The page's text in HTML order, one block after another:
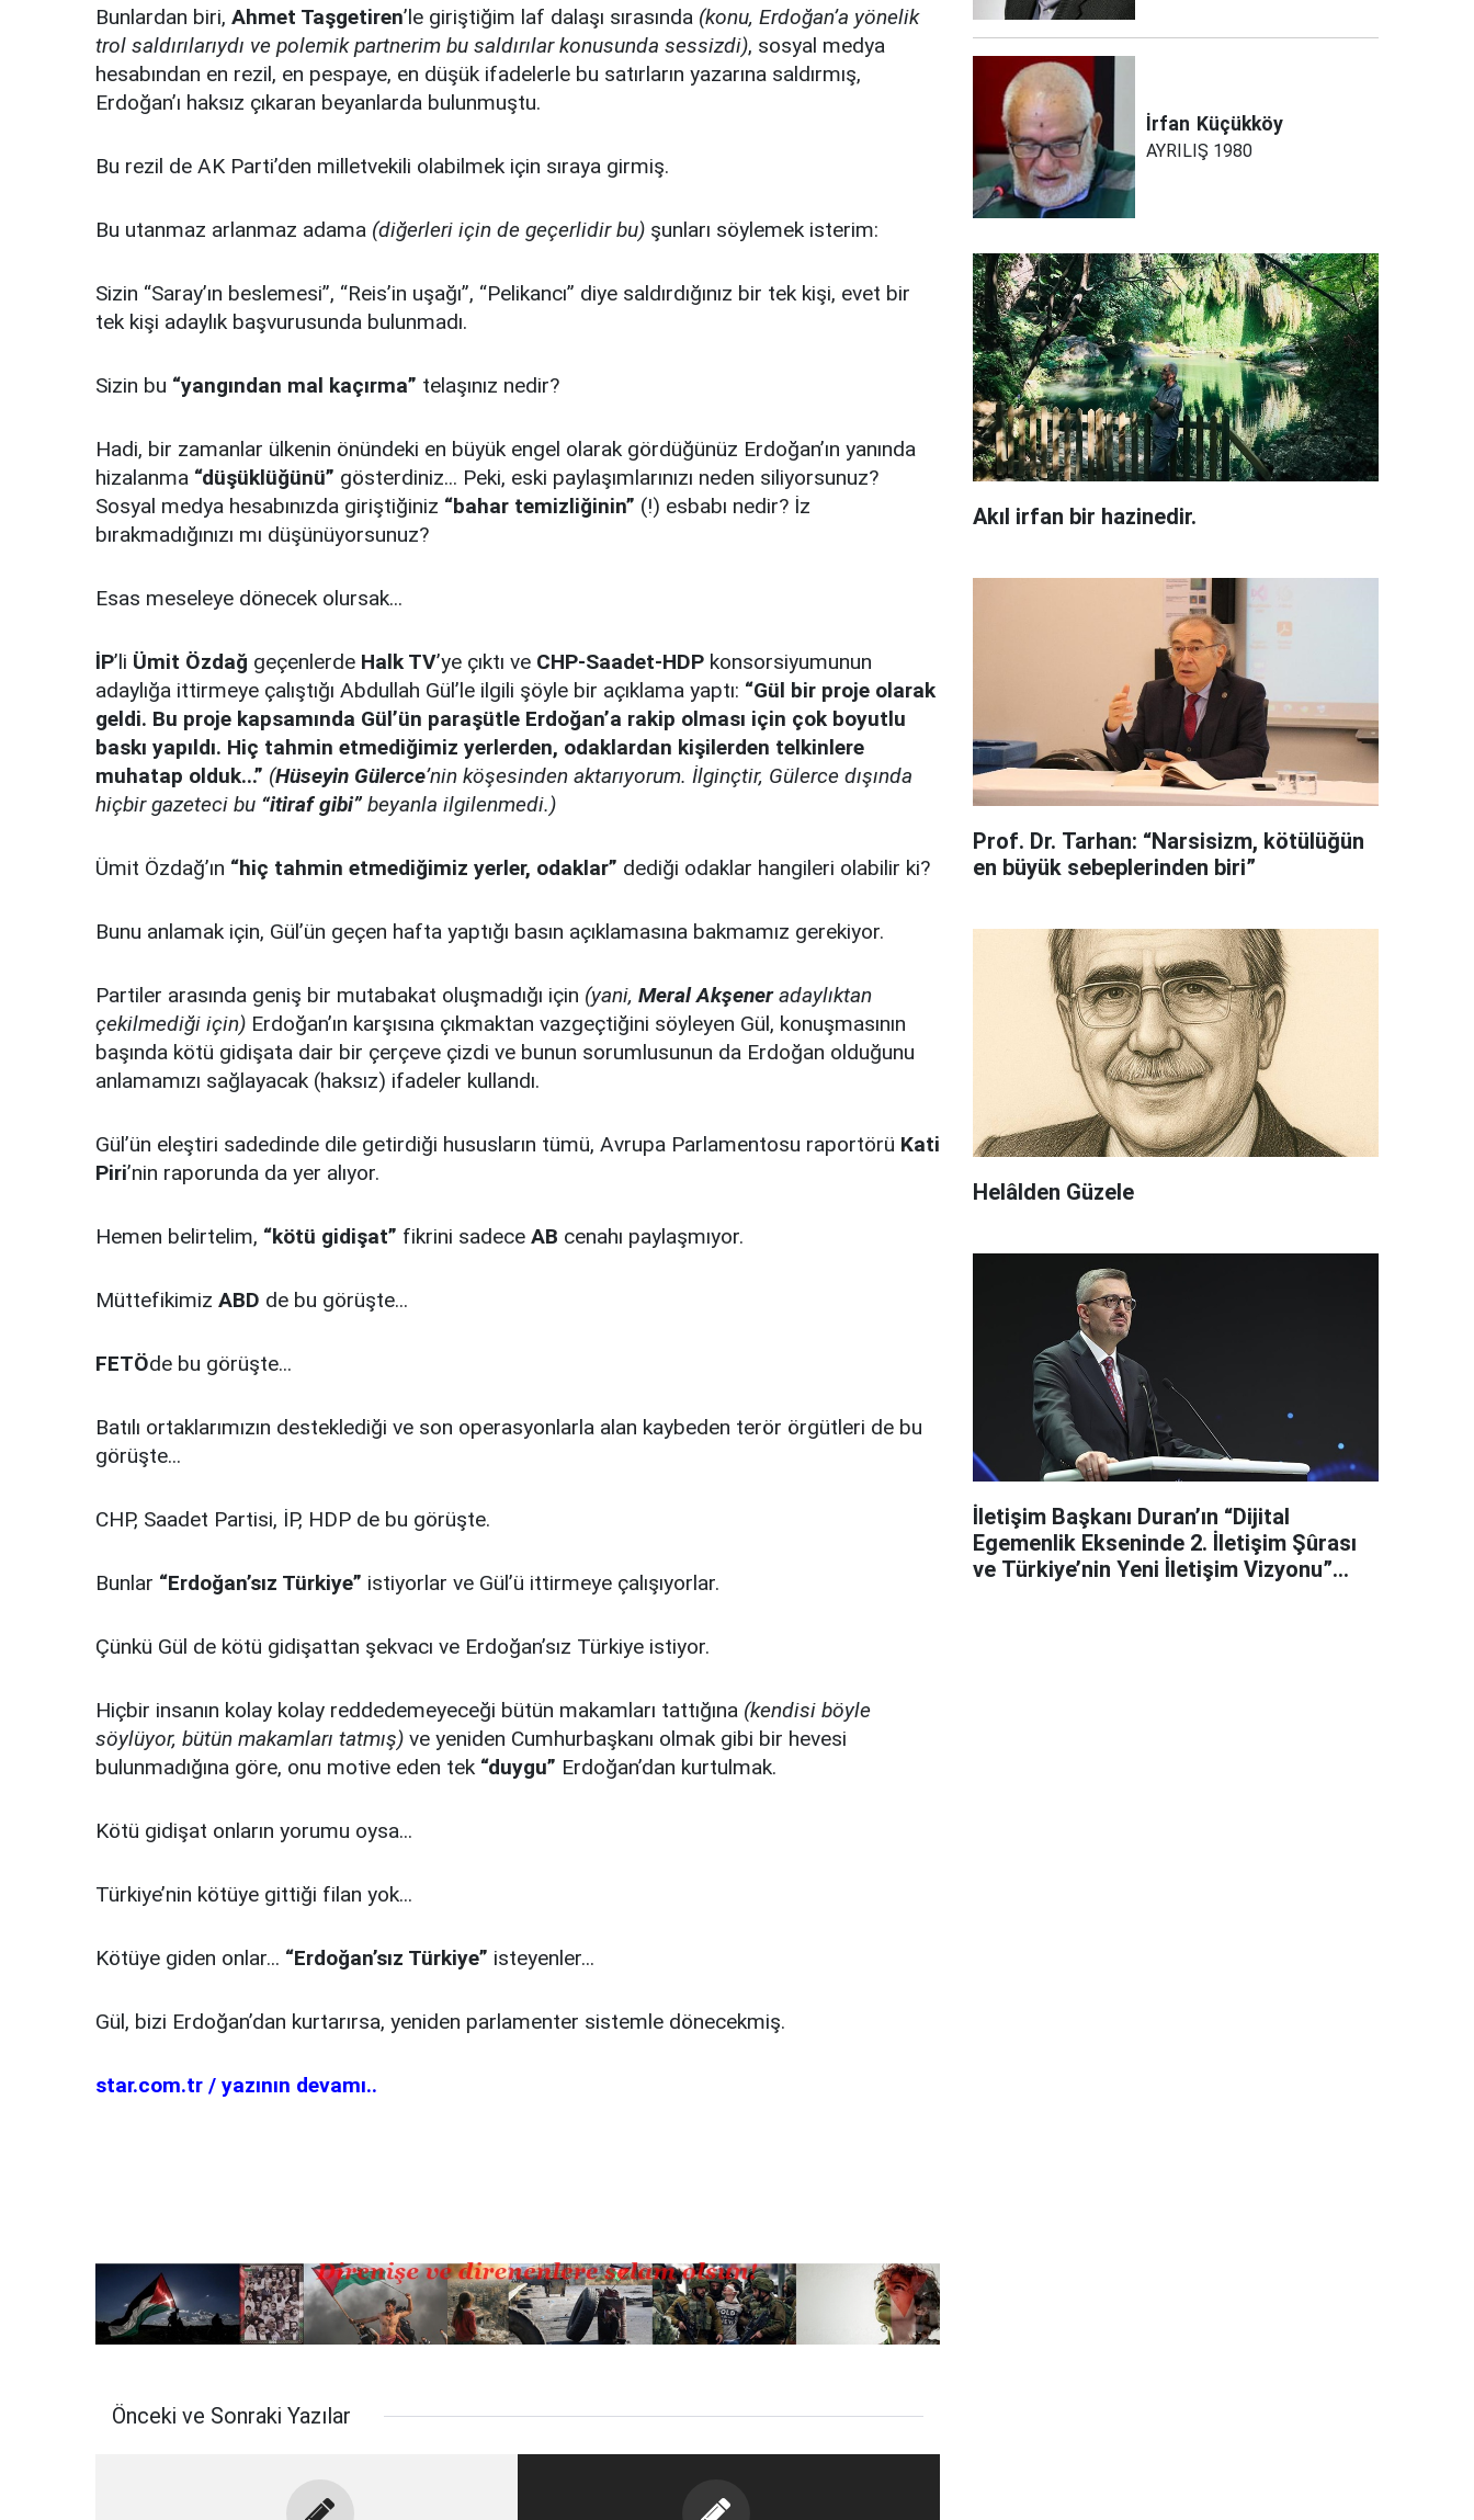
Bunlardan biri, Ahmet Taşgetiren’le giriştiğim laf dalaşı sırasında (konu, Erdoğan’a yönelik
trol saldırılarıydı ve polemik partnerim bu saldırılar konusunda sessizdi), sosyal medya
hesabından en rezil, en pespaye, en düşük ifadelerle bu satırların yazarına saldırmış,
Erdoğan’ı haksız çıkaran beyanlarda bulunmuştu.
Bu rezil de AK Parti’den milletvekili olabilmek için sıraya girmiş.
Bu utanmaz arlanmaz adama (diğerleri için de geçerlidir bu) şunları söylemek isterim:
Sizin “Saray’ın beslemesi”, “Reis’in uşağı”, “Pelikancı” diye saldırdığınız bir tek kişi, evet bir
tek kişi adaylık başvurusunda bulunmadı.
Sizin bu “yangından mal kaçırma” telaşınız nedir?
Hadi, bir zamanlar ülkenin önündeki en büyük engel olarak gördüğünüz Erdoğan’ın yanında
hizalanma “düşüklüğünü” gösterdiniz... Peki, eski paylaşımlarınızı neden siliyorsunuz?
Sosyal medya hesabınızda giriştiğiniz “bahar temizliğinin” (!) esbabı nedir? İz
bırakmadığınızı mı düşünüyorsunuz?
Esas meseleye dönecek olursak...
İP’li Ümit Özdağ geçenlerde Halk TV’ye çıktı ve CHP-Saadet-HDP konsorsiyumunun
adaylığa ittirmeye çalıştığı Abdullah Gül’le ilgili şöyle bir açıklama yaptı: “Gül bir proje olarak
geldi. Bu proje kapsamında Gül’ün paraşütle Erdoğan’a rakip olması için çok boyutlu
baskı yapıldı. Hiç tahmin etmediğimiz yerlerden, odaklardan kişilerden telkinlere
muhatap olduk...” (Hüseyin Gülerce’nin köşesinden aktarıyorum. İlginçtir, Gülerce dışında
hiçbir gazeteci bu “itiraf gibi”beyanla ilgilenmedi.)
Ümit Özdağ’ın “hiç tahmin etmediğimiz yerler, odaklar” dediği odaklar hangileri olabilir ki?
Bunu anlamak için, Gül’ün geçen hafta yaptığı basın açıklamasına bakmamız gerekiyor.
Partiler arasında geniş bir mutabakat oluşmadığı için (yani, Meral Akşeneradaylıktan
çekilmediği için) Erdoğan’ın karşısına çıkmaktan vazgeçtiğini söyleyen Gül, konuşmasının
başında kötü gidişata dair bir çerçeve çizdi ve bunun sorumlusunun da Erdoğan olduğunu
anlamamızı sağlayacak (haksız) ifadeler kullandı.
Gül’ün eleştiri sadedinde dile getirdiği hususların tümü, Avrupa Parlamentosu raportörü Kati
Piri’nin raporunda da yer alıyor.
Hemen belirtelim, “kötü gidişat” fikrini sadece AB cenahı paylaşmıyor.
Müttefikimiz ABD de bu görüşte...
FETÖde bu görüşte...
Batılı ortaklarımızın desteklediği ve son operasyonlarla alan kaybeden terör örgütleri de bu
görüşte...
CHP, Saadet Partisi, İP, HDP de bu görüşte.
Bunlar “Erdoğan’sız Türkiye” istiyorlar ve Gül’ü ittirmeye çalışıyorlar.
Çünkü Gül de kötü gidişattan şekvacı ve Erdoğan’sız Türkiye istiyor.
Hiçbir insanın kolay kolay reddedemeyeceği bütün makamları tattığına (kendisi böyle
söylüyor, bütün makamları tatmış) ve yeniden Cumhurbaşkanı olmak gibi bir hevesi
bulunmadığına göre, onu motive eden tek “duygu” Erdoğan’dan kurtulmak.
Kötü gidişat onların yorumu oysa...
Türkiye’nin kötüye gittiği filan yok...
Kötüye giden onlar... “Erdoğan’sız Türkiye” isteyenler...
Gül, bizi Erdoğan’dan kurtarırsa, yeniden parlamenter sistemle dönecekmiş.
star.com.tr / yazının devamı..
Önceki ve Sonraki Yazılar
İrfan Küçükköy
AYRILIŞ 1980
Akıl irfan bir hazinedir.
Prof. Dr. Tarhan: “Narsisizm, kötülüğün
en büyük sebeplerinden biri”
Helâlden Güzele
İletişim Başkanı Duran’ın “Dijital
Egemenlik Ekseninde 2. İletişim Şûrası
ve Türkiye’nin Yeni İletişim Vizyonu”